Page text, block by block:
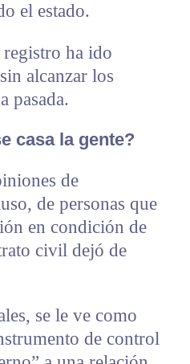
el estado.
registro ha ido
alcanzar los
pasada.
casa la gente?
de
de personas que
en condición de
civil dejó de
se le ve como
de control